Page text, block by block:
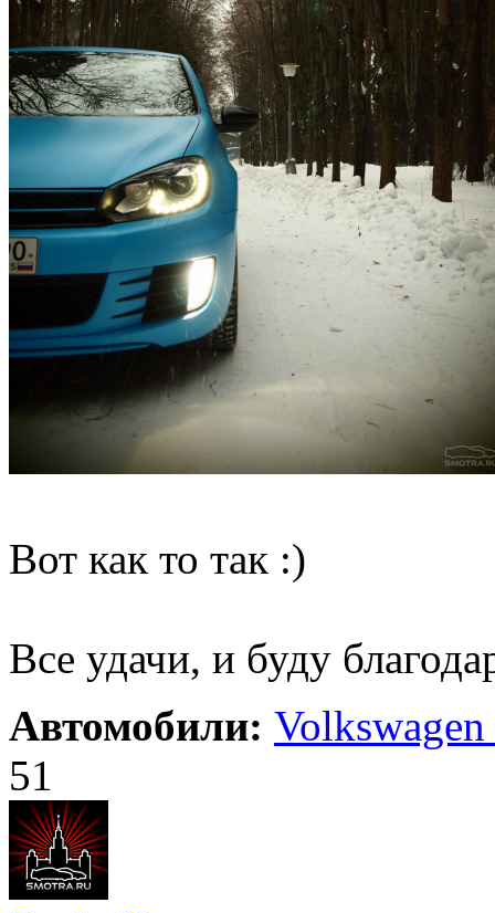
Вот как то так :)
Все удачи, и буду
Автомобили:
51